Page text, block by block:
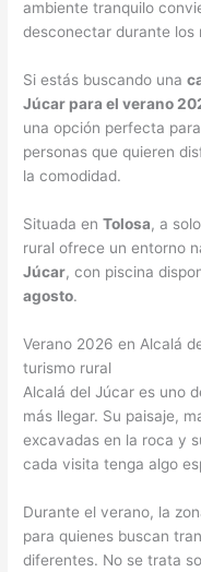
ambiente tranquilo
desconectar durante los
Si estás buscando una
Júcar para el verano
una opción perfecta
personas que quieren
la comodidad.
Situada enTolosa, a solo
rural ofrece un entorno
Júcar, con piscina
agosto.
Verano 2026 en Alcalá
turismo rural
Alcalá del Júcar es uno
más llegar. Su paisaje,
excavadas en la roca y
cada visita tenga algo
Durante el verano, la
para quienes buscan
diferentes. No se trata